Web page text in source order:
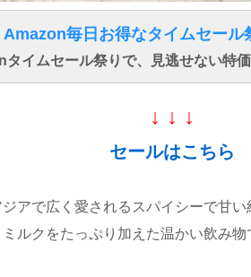
Amazon毎日お得なタイムセール
タイムセール祭りで、見逃せない特
↓ ↓ ↓
セールはこちら
アで広く愛されるスパイシーで甘
ルクをたっぷり加えた温かい飲み物